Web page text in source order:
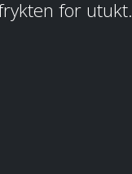
for utukt.